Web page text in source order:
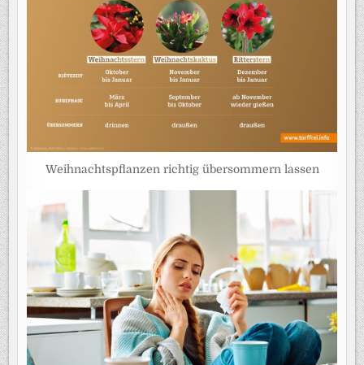
Weihnachtspflanzen richtig übersommern lassen